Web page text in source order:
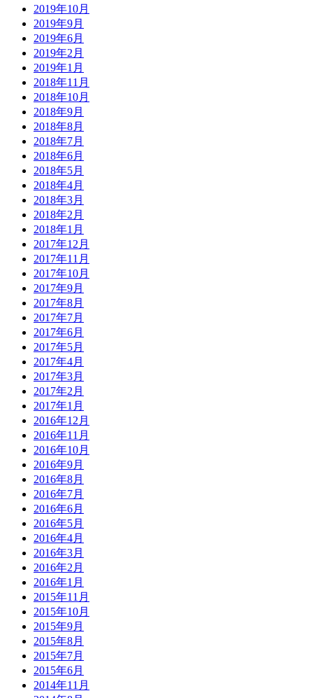
2019年10月
2019年9月
2019年6月
2019年2月
2019年1月
2018年11月
2018年10月
2018年9月
2018年8月
2018年7月
2018年6月
2018年5月
2018年4月
2018年3月
2018年2月
2018年1月
2017年12月
2017年11月
2017年10月
2017年9月
2017年8月
2017年7月
2017年6月
2017年5月
2017年4月
2017年3月
2017年2月
2017年1月
2016年12月
2016年11月
2016年10月
2016年9月
2016年8月
2016年7月
2016年6月
2016年5月
2016年4月
2016年3月
2016年2月
2016年1月
2015年11月
2015年10月
2015年9月
2015年8月
2015年7月
2015年6月
2014年11月